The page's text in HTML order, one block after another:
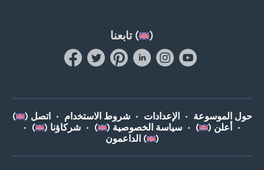
تابعنا ( )
حول الموسوعة • الإعدادات • شروط الاستخدام • اتصل (
)
•
أعلن ( )
• سياسة الخصوصية ( )
• شركاؤنا ( )
•
الداعمون (
)